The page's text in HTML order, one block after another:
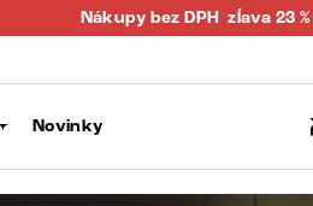
Nákupy bez DPH zĺava 23 %
Novinky